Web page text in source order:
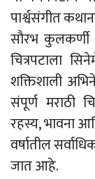
पार्श्वसंगीत
सौरभ
चित्रपटाला
शक्तिशाली
संपूर्ण मराठी
रहस्य, भावना
वर्षातील
जात आहे.